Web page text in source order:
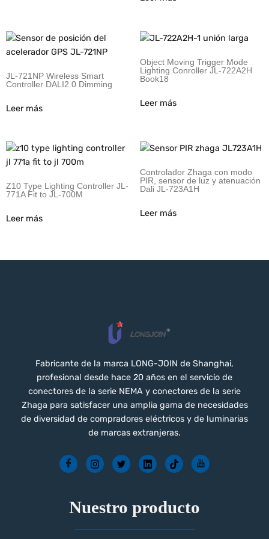
JL-721NP Wireless Smart
Controller DALI2.0 Dimming
Leer más
Object Moving Trigger Mode
Lighting Conroller JL-722A2H
Book18
Leer más
Z10 Type Lighting Controller JL-
771A Fit to JL-700M
Leer más
Controlador Zhaga con modo
PIR, sensor de luz y atenuación
Dali JL-723A1H
Leer más
Fabricante de la marca LONG-JOIN de Shanghai,
profesional desde hace 20 años en el servicio de
conectores de la serie NEMA y conectores de la serie
Zhaga para satisfacer una amplia gama de necesidades
de diversidad de compradores eléctricos y de luminarias
de marcas extranjeras.
Nuestro producto